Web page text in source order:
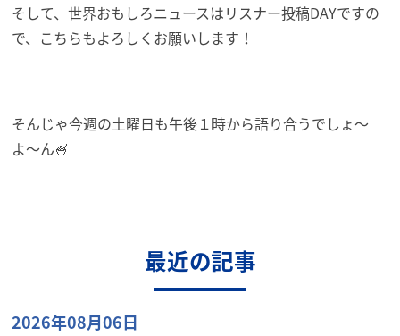
そして、世界おもしろニュースはリスナー投稿DAYですの
で、 こちらもよろしくお願いします！
そんじゃ今週の土曜日も午後１時から語り合うでしょ〜
よ〜ん🍧
最近の記事
2026年08月06日